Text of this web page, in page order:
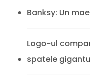
Banksy: Un
Logo-ul
spatele